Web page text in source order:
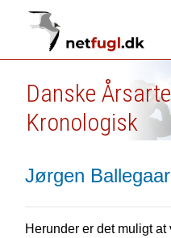
Danske
Kronologisk
Jørgen
Herunder er det muligt